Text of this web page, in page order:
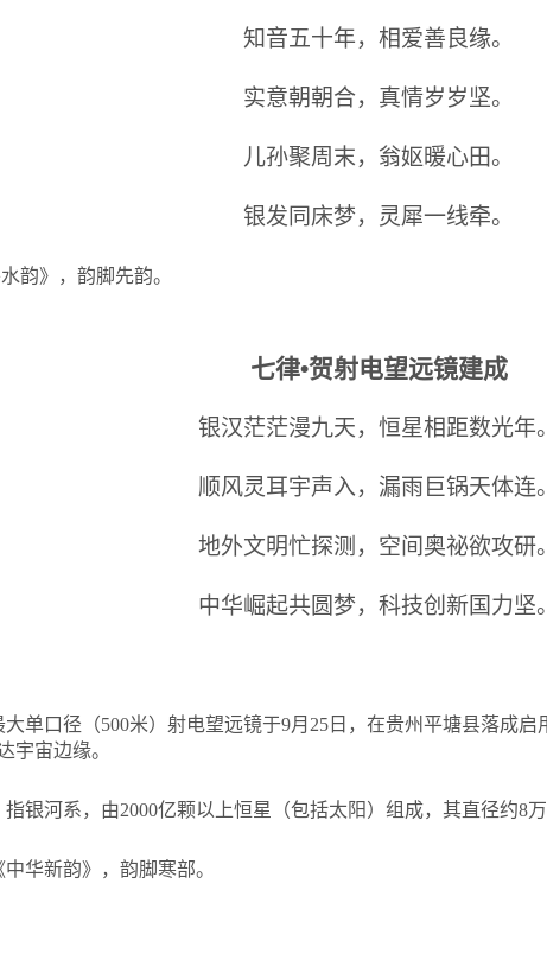
知音五十年，相爱善良缘。
实意朝朝合，真情岁岁坚。
儿孙聚周末，翁妪暖心田。
银发同床梦，灵犀一线牵。
韵》，韵脚先韵。
七律•贺射电望远镜建成
银汉茫茫漫九天，恒星相距数光年。
顺风灵耳宇声入，漏雨巨锅天体连。
地外文明忙探测，空间奥祕欲攻研。
中华崛起共圆梦，科技创新国力坚。
大单口径（500米）射电望远镜于9月25日，在贵州平塘县落成
宇宙边缘。
指银河系，由2000亿颗以上恒星（包括太阳）组成，其直径约8万
华新韵》，韵脚寒部。